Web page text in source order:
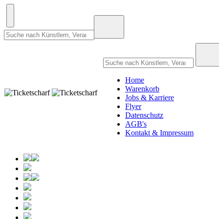
Home
Warenkorb
Jobs & Karriere
Flyer
Datenschutz
AGB's
Kontakt & Impressum